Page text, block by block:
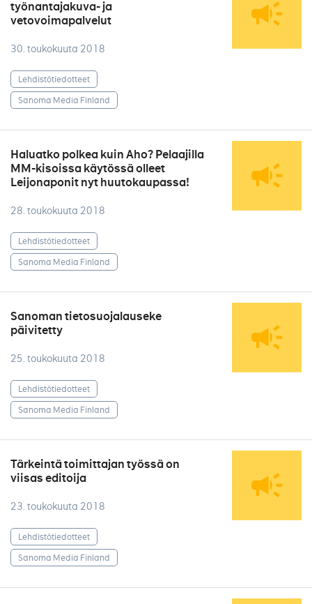
työnantajakuva- ja
vetovoimapalvelut
30. toukokuuta 2018
Lehdistötiedotteet
Sanoma Media Finland
Haluatko polkea kuin Aho? Pelaajilla
MM-kisoissa käytössä olleet
Leijonaponit nyt huutokaupassa!
28. toukokuuta 2018
Lehdistötiedotteet
Sanoma Media Finland
Sanoman tietosuojalauseke
päivitetty
25. toukokuuta 2018
Lehdistötiedotteet
Sanoma Media Finland
Tärkeintä toimittajan työssä on
viisas editoija
23. toukokuuta 2018
Lehdistötiedotteet
Sanoma Media Finland